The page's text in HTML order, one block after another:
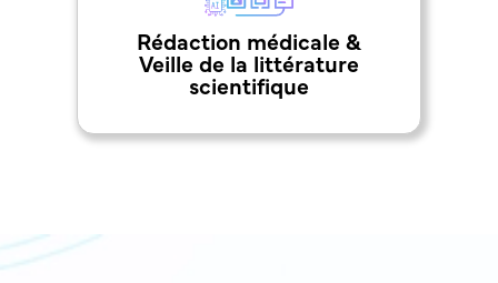
Rédaction médicale &
Veille de la littérature
scientifique